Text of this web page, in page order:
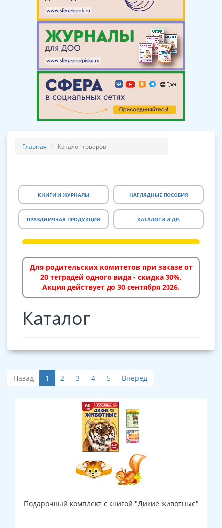
Главная Каталог товаров
КНИГИ И ЖУРНАЛЫ НАГЛЯДНЫЕ ПОСОБИЯ
ПРАЗДНИЧНАЯ ПРОДУКЦИЯ КАТАЛОГИ И ДР.
Для родительских комитетов при заказе от
20 тетрадей одного вида - скидка 30%.
Акция действует до 30 сентября 2026.
Каталог
Назад 1 2 3 4 5 Вперед
Подарочный комплект с книгой "Дикие животные"